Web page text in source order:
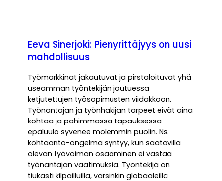
Eeva Sinerjoki: Pienyrittäjyys on uusi
mahdollisuus
Työmarkkinat jakautuvat ja pirstaloituvat yhä
useamman työntekijän joutuessa
ketjutettujen työsopimusten viidakkoon.
Työnantajan ja työnhakijan tarpeet eivät aina
kohtaa ja pahimmassa tapauksessa
epäluulo syvenee molemmin puolin. Ns.
kohtaanto-ongelma syntyy, kun saatavilla
olevan työvoiman osaaminen ei vastaa
työnantajan vaatimuksia. Työntekijä on
tiukasti kilpailluilla, varsinkin globaaleilla